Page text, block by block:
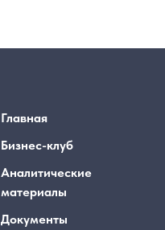
Главная
Бизнес-клуб
Аналитические
материалы
Документы